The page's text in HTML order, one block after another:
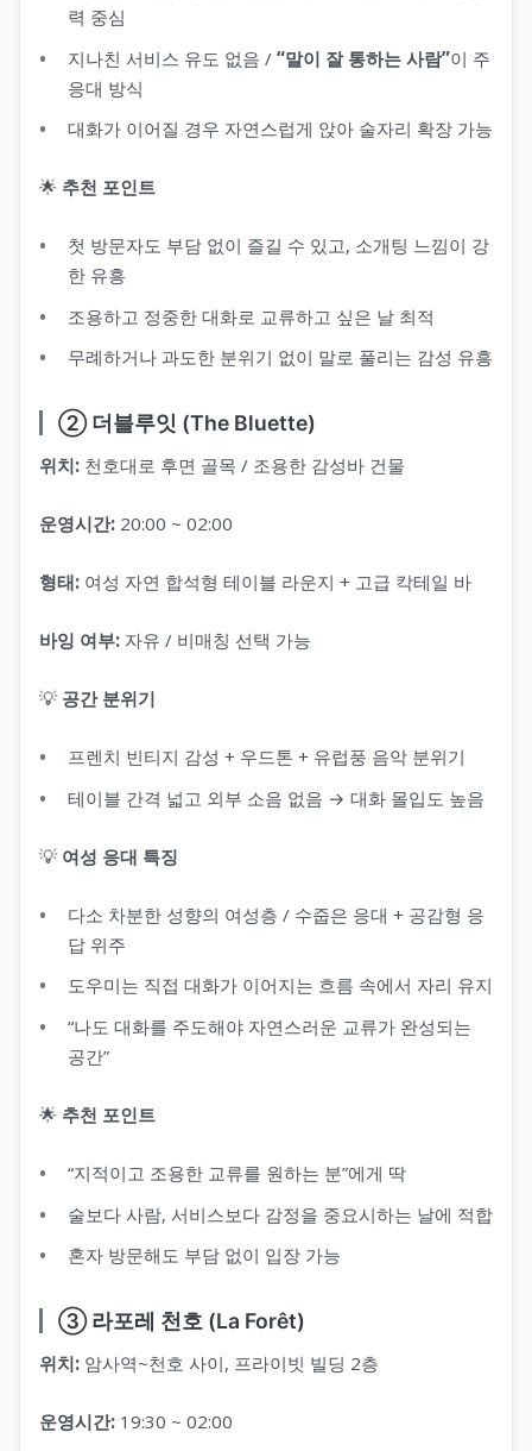
력 중심
지나친 서비스 유도 없음 / “말이 잘 통하는 사람”이 주
응대 방식
대화가 이어질 경우 자연스럽게 앉아 술자리 확장 가능
🌟 추천 포인트
첫 방문자도 부담 없이 즐길 수 있고, 소개팅 느낌이 강
한 유흥
조용하고 정중한 대화로 교류하고 싶은 날 최적
무례하거나 과도한 분위기 없이 말로 풀리는 감성 유흥
② 더블루잇 (The Bluette)
위치: 천호대로 후면 골목 / 조용한 감성바 건물
운영시간: 20:00 ~ 02:00
형태: 여성 자연 합석형 테이블 라운지 + 고급 칵테일 바
바잉 여부: 자유 / 비매칭 선택 가능
💡 공간 분위기
프렌치 빈티지 감성 + 우드톤 + 유럽풍 음악 분위기
테이블 간격 넓고 외부 소음 없음 → 대화 몰입도 높음
💡 여성 응대 특징
다소 차분한 성향의 여성층 / 수줍은 응대 + 공감형 응
답 위주
도우미는 직접 대화가 이어지는 흐름 속에서 자리 유지
“나도 대화를 주도해야 자연스러운 교류가 완성되는
공간”
🌟 추천 포인트
“지적이고 조용한 교류를 원하는 분”에게 딱
술보다 사람, 서비스보다 감정을 중요시하는 날에 적합
혼자 방문해도 부담 없이 입장 가능
③ 라포레 천호 (La Forêt)
위치: 암사역~천호 사이, 프라이빗 빌딩 2층
운영시간: 19:30 ~ 02:00